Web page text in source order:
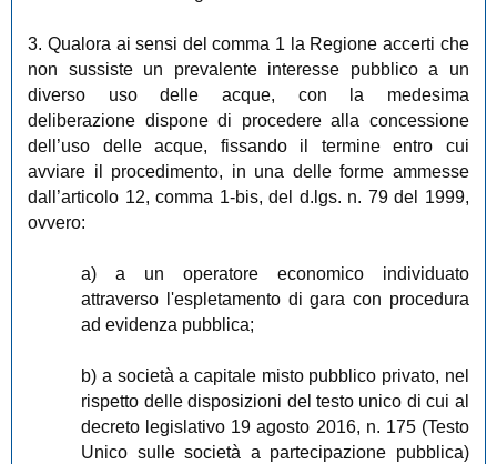
3. Qualora ai sensi del comma 1 la Regione accerti che
non sussiste un prevalente interesse pubblico a un
diverso uso delle acque, con la medesima
deliberazione dispone di procedere alla concessione
dell’uso delle acque, fissando il termine entro cui
avviare il procedimento, in una delle forme ammesse
dall’articolo 12, comma 1-bis, del d.lgs. n. 79 del 1999,
ovvero:
a) a un operatore economico individuato
attraverso l'espletamento di gara con procedura
ad evidenza pubblica;
b) a società a capitale misto pubblico privato, nel
rispetto delle disposizioni del testo unico di cui al
decreto legislativo 19 agosto 2016, n. 175 (Testo
Unico sulle società a partecipazione pubblica)